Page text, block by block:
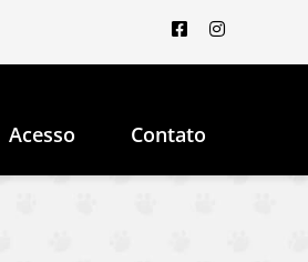
Acesso Contato